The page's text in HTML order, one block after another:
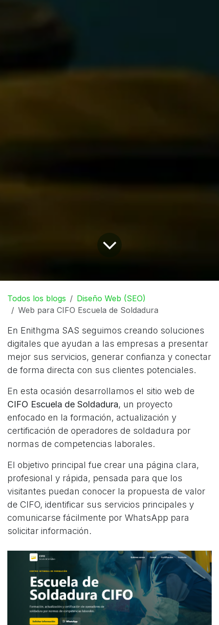
Todos los blogs
Diseño Web (SEO)
Web para CIFO Escuela de Soldadura
En Enithgma SAS seguimos creando soluciones
digitales que ayudan a las empresas a presentar
mejor sus servicios, generar confianza y conectar
de forma directa con sus clientes potenciales.
En esta ocasión desarrollamos el sitio web de
CIFO Escuela de Soldadura, un proyecto
enfocado en la formación, actualización y
certificación de operadores de soldadura por
normas de competencias laborales.
El objetivo principal fue crear una página clara,
profesional y rápida, pensada para que los
visitantes puedan conocer la propuesta de valor
de CIFO, identificar sus servicios principales y
comunicarse fácilmente por WhatsApp para
solicitar información.